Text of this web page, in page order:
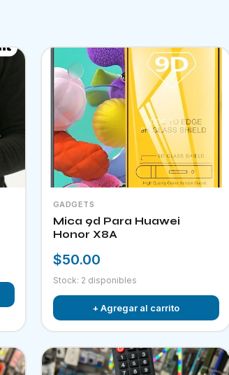
GADGETS
Mica 9d Para Huawei
Honor X8A
$50.00
Stock: 2 disponibles
+ Agregar al carrito